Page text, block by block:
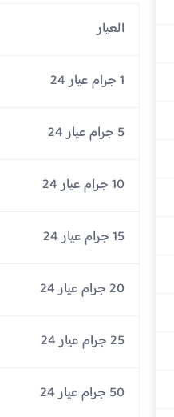
العيار
1 جرام عيار 24
5 جرام عيار 24
10 جرام عيار 24
15 جرام عيار 24
20 جرام عيار 24
25 جرام عيار 24
50 جرام عيار 24